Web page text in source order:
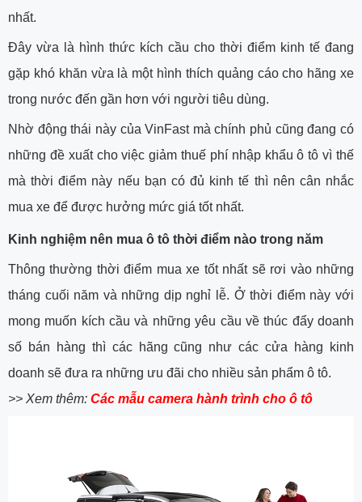
nhất.
Đây vừa là hình thức kích cầu cho thời điểm kinh tế đang
gặp khó khăn vừa là một hình thích quảng cáo cho hãng xe
trong nước đến gần hơn với người tiêu dùng.
Nhờ động thái này của VinFast mà chính phủ cũng đang có
những đề xuất cho việc giảm thuế phí nhập khẩu ô tô vì thế
mà thời điểm này nếu bạn có đủ kinh tế thì nên cân nhắc
mua xe để được hưởng mức giá tốt nhất.
Kinh nghiệm nên mua ô tô thời điểm nào trong năm
Thông thường thời điểm mua xe tốt nhất sẽ rơi vào những
tháng cuối năm và những dịp nghỉ lễ. Ở thời điểm này với
mong muốn kích cầu và những yêu cầu về thúc đẩy doanh
số bán hàng thì các hãng cũng như các cửa hàng kinh
doanh sẽ đưa ra những ưu đãi cho nhiều sản phẩm ô tô.
>> Xem thêm: Các mẫu camera hành trình cho ô tô